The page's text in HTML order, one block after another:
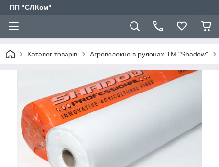
ПП "СЛКом"
Каталог товарів Агроволокно в рулонах ТМ "Shadow"